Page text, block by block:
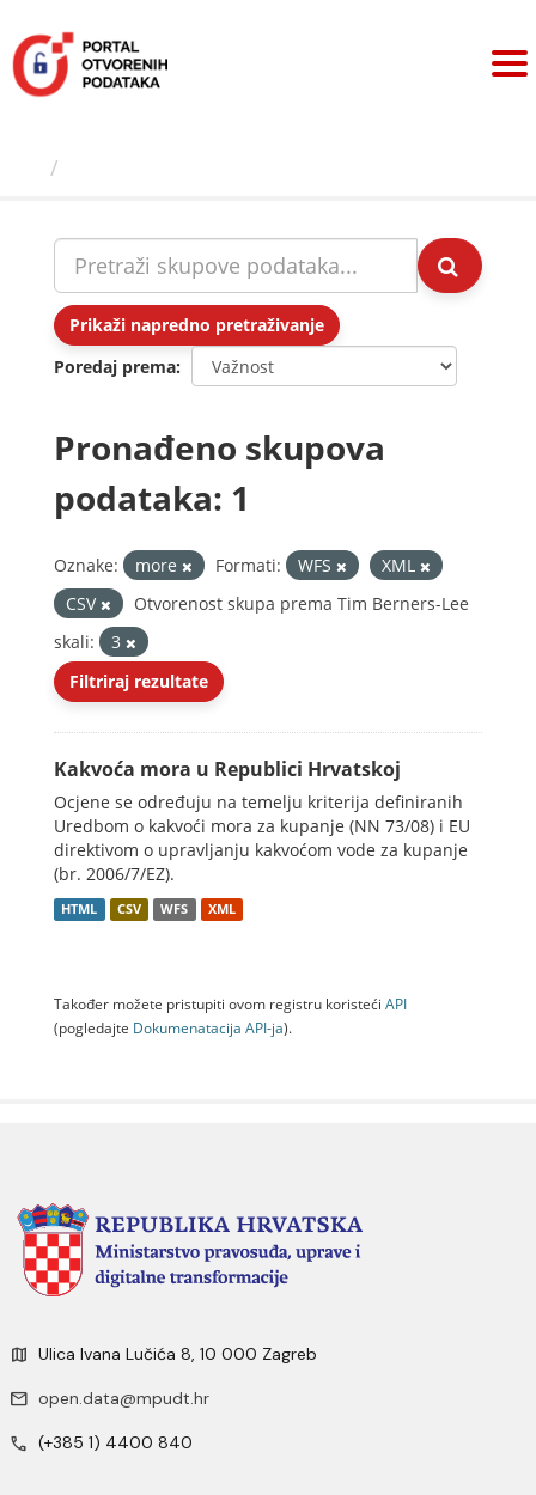
sadržaj
Prikaži napredno pretraživanje
Poredaj prema
Pronađeno skupova
podataka: 1
Oznake: more Formati: WFS
XML
CSV
Otvorenost skupa prema Tim Berners-Lee
skali:
3
Filtriraj rezultate
Kakvoća mora u Republici Hrvatskoj
Ocjene se određuju na temelju kriterija definiranih
Uredbom o kakvoći mora za kupanje (NN 73/08) i EU
direktivom o upravljanju kakvoćom vode za kupanje
(br. 2006/7/EZ).
HTML CSV WFS XML
Također možete pristupiti ovom registru koristeći API
(pogledajte Dokumenаtаcijа API-jа).